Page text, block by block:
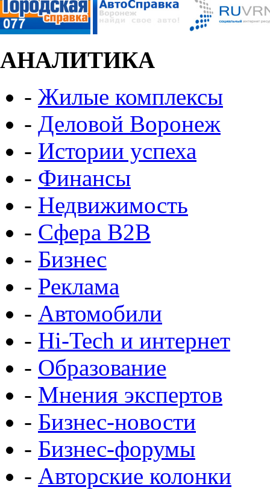
АНАЛИТИКА
- Жилые комплексы
- Деловой Воронеж
- Истории успеха
- Финансы
- Недвижимость
- Сфера B2B
- Бизнес
- Реклама
- Автомобили
- Hi-Tech и интернет
- Образование
- Мнения экспертов
- Бизнес-новости
- Бизнес-форумы
- Авторские колонки